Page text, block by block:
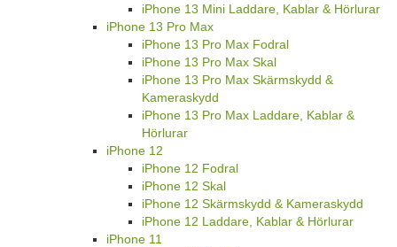
iPhone 13 Mini Laddare, Kablar & Hörlurar
iPhone 13 Pro Max
iPhone 13 Pro Max Fodral
iPhone 13 Pro Max Skal
iPhone 13 Pro Max Skärmskydd &
Kameraskydd
iPhone 13 Pro Max Laddare, Kablar &
Hörlurar
iPhone 12
iPhone 12 Fodral
iPhone 12 Skal
iPhone 12 Skärmskydd & Kameraskydd
iPhone 12 Laddare, Kablar & Hörlurar
iPhone 11